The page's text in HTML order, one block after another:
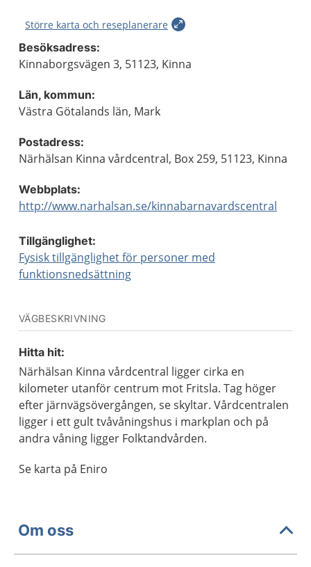
Större karta och reseplanerare
Besöksadress:
Kinnaborgsvägen 3, 51123, Kinna
Län, kommun:
Västra Götalands län, Mark
Postadress:
Närhälsan Kinna vårdcentral, Box 259, 51123, Kinna
Webbplats:
http://www.narhalsan.se/kinnabarnavardscentral
Tillgänglighet:
Fysisk tillgänglighet för personer med
funktionsnedsättning
VÄGBESKRIVNING
Hitta hit:
Närhälsan Kinna vårdcentral ligger cirka en
kilometer utanför centrum mot Fritsla. Tag höger
efter järnvägsövergången, se skyltar. Vårdcentralen
ligger i ett gult tvåvåningshus i markplan och på
andra våning ligger Folktandvården.
Se karta på Eniro
Om oss